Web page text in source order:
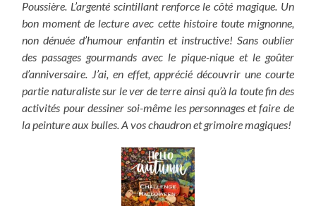
Poussière. L’argenté scintillant renforce le côté magique. Un
bon moment de lecture avec cette histoire toute mignonne,
non dénuée d’humour enfantin et instructive! Sans oublier
des passages gourmands avec le pique-nique et le goûter
d’anniversaire. J’ai, en effet, apprécié découvrir une courte
partie naturaliste sur le ver de terre ainsi qu’à la toute fin des
activités pour dessiner soi-même les personnages et faire de
la peinture aux bulles. A vos chaudron et grimoire magiques!